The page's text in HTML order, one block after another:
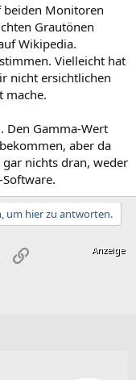
beiden Monitoren
Grautönen
Wikipedia.
Vielleicht hat
nicht ersichtlichen
mache.
Den Gamma-Wert
aber da
nichts dran, weder
um hier zu antworten.
MailLink